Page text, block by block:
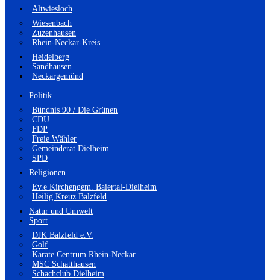
Altwiesloch
Wiesenbach
Zuzenhausen
Rhein-Neckar-Kreis
Heidelberg
Sandhausen
Neckargemünd
Politik
Bündnis 90 / Die Grünen
CDU
FDP
Freie Wähler
Gemeinderat Dielheim
SPD
Religionen
Ev.e Kirchengem. Baiertal-Dielheim
Heilig Kreuz Balzfeld
Natur und Umwelt
Sport
DJK Balzfeld e.V.
Golf
Karate Centrum Rhein-Neckar
MSC Schatthausen
Schachclub Dielheim